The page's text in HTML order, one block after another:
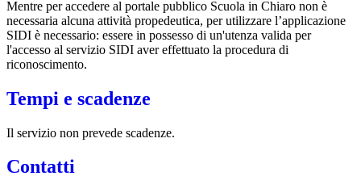
Mentre per accedere al portale pubblico Scuola in Chiaro non è
necessaria alcuna attività propedeutica, per utilizzare l’applicazione
SIDI è necessario: essere in possesso di un'utenza valida per
l'accesso al servizio SIDI aver effettuato la procedura di
riconoscimento.
Tempi e scadenze
Il servizio non prevede scadenze.
Contatti